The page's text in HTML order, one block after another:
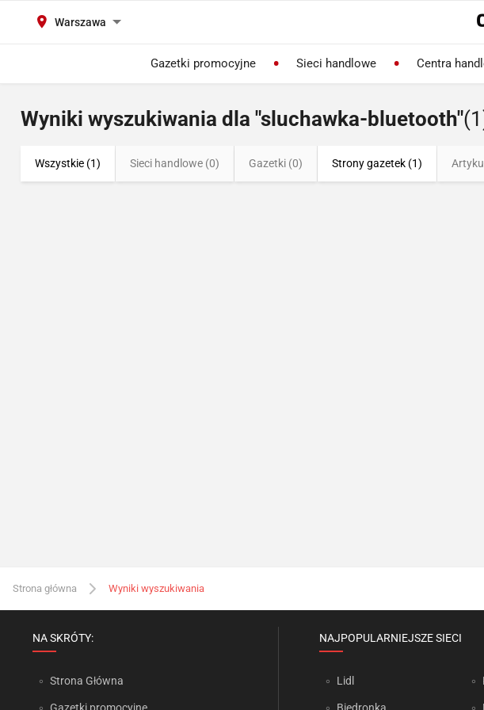
Warszawa
Gazetki promocyjne Sieci handlowe Centra
Wyniki wyszukiwania dla "sluchawka-bluetooth"
Wszystkie (1) Sieci handlowe (0) Gazetki (0) Strony gazetek (1)
Strona główna Wyniki wyszukiwania
NA SKRÓTY:
Strona Główna
NAJPOPULARNIEJSZE SIECI
Lidl